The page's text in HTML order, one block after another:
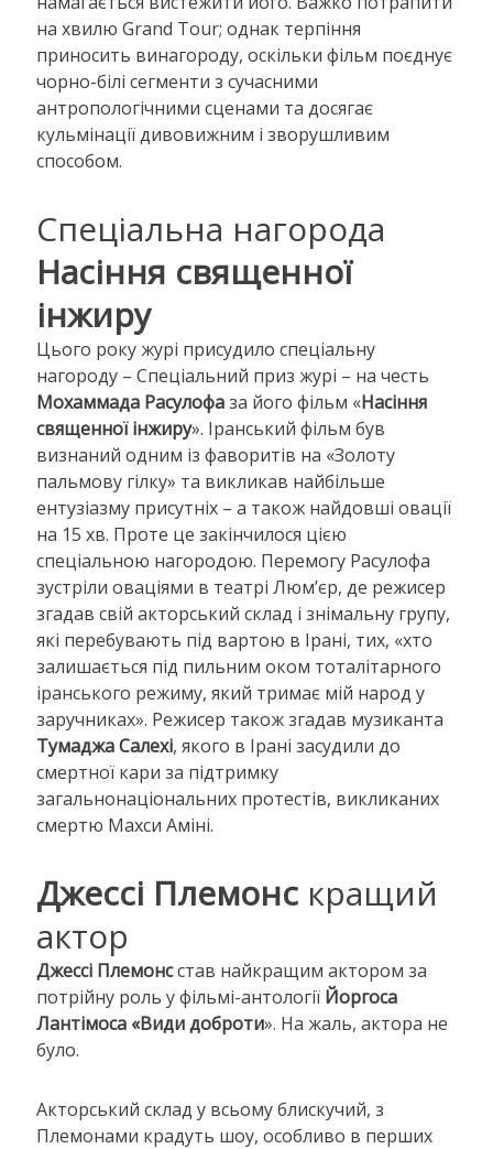
на хвилю Grand Tour; однак терпіння
приносить винагороду, оскільки фільм поєднує
чорно-білі сегменти з сучасними
антропологічними сценами та досягає
кульмінації дивовижним і зворушливим
способом.
Спеціальна нагорода
Насіння священної
інжиру
Цього року журі присудило спеціальну
нагороду – Спеціальний приз журі – на честь
Мохаммада Расулофаза його фільм «Насіння
священної інжиру». Іранський фільм був
визнаний одним із фаворитів на «Золоту
пальмову гілку» та викликав найбільше
ентузіазму присутніх – а також найдовші овації
на 15 хв. Проте це закінчилося цією
спеціальною нагородою. Перемогу Расулофа
зустріли оваціями в театрі Люм’єр, де режисер
згадав свій акторський склад і знімальну групу,
які перебувають під вартою в Ірані, тих, «хто
залишається під пильним оком тоталітарного
іранського режиму, який тримає мій народ у
заручниках». Режисер також згадав музиканта
Тумаджа Салехі, якого в Ірані засудили до
смертної кари за підтримку
загальнонаціональних протестів, викликаних
смертю Махси Аміні.
Джессі Племонс кращий
актор
Джессі Племонсстав найкращим актором за
потрійну роль у фільмі-антології Йоргоса
Лантімоса «Види доброти». На жаль, актора не
було.
Акторський склад у всьому блискучий, з
Племонами крадуть шоу, особливо в перших